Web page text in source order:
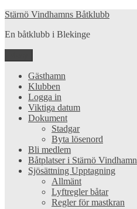
Hoppa
innehåll
Stärnö Vindhamns Båtklubb
En båtklubb i Blekinge
Gästhamn
Klubben
Logga in
Viktiga datum
Dokument
Stadgar
Byta lösenord
Bli medlem
Båtplatser i Stärnö Vindhamn
Sjösättning Upptagning
Allmänt
Lyftregler båtar
Regler för mastkran